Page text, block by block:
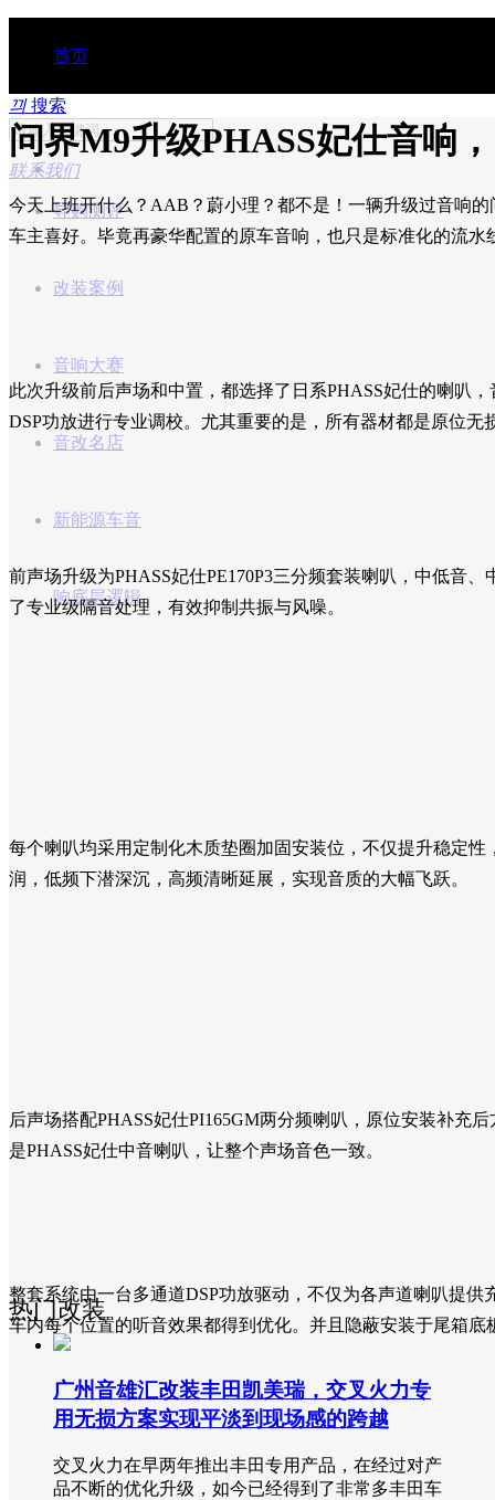
首页
行业动态
导购测评
改装案例
音响大赛
音改名店
新能源车音
响底层逻辑
끠 搜索
联系我们
问界M9升级PHASS妃仕音响
今天上班开什么？AAB？蔚小理？都不是！一辆升级过音响
车主喜好。毕竟再豪华配置的原车音响，也只是标准化的流
此次升级前后声场和中置，都选择了日系PHASS妃仕的喇叭
DSP功放进行专业调校。尤其重要的是，所有器材都是原位
前声场升级为PHASS妃仕PE170P3三分频套装喇叭，中低音
了专业级隔音处理，有效抑制共振与风噪。
每个喇叭均采用定制化木质垫圈加固安装位，不仅提升稳定
润，低频下潜深沉，高频清晰延展，实现音质的大幅飞跃。
后声场搭配PHASS妃仕PI165GM两分频喇叭，原位安装补充
是PHASS妃仕中音喇叭，让整个声场音色一致。
整套系统由一台多通道DSP功放驱动，不仅为各声道喇叭提
车内每个位置的听音效果都得到优化。并且隐蔽安装于尾箱
热门改装
广州音雄汇改装丰田凯美瑞，交叉火力专
用无损方案实现平淡到现场感的跨越
交叉火力在早两年推出丰田专用产品，在经过对产
品不断的优化升级，如今已经得到了非常多丰田车